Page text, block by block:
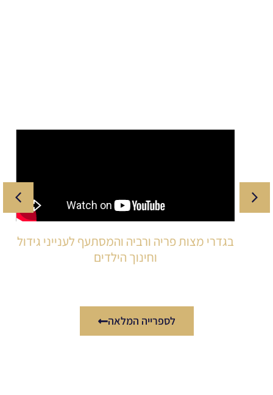
בגדרי מצות פריה ורביה והמסתעף לענייני גידול
וחינוך הילדים
לספרייה המלאה